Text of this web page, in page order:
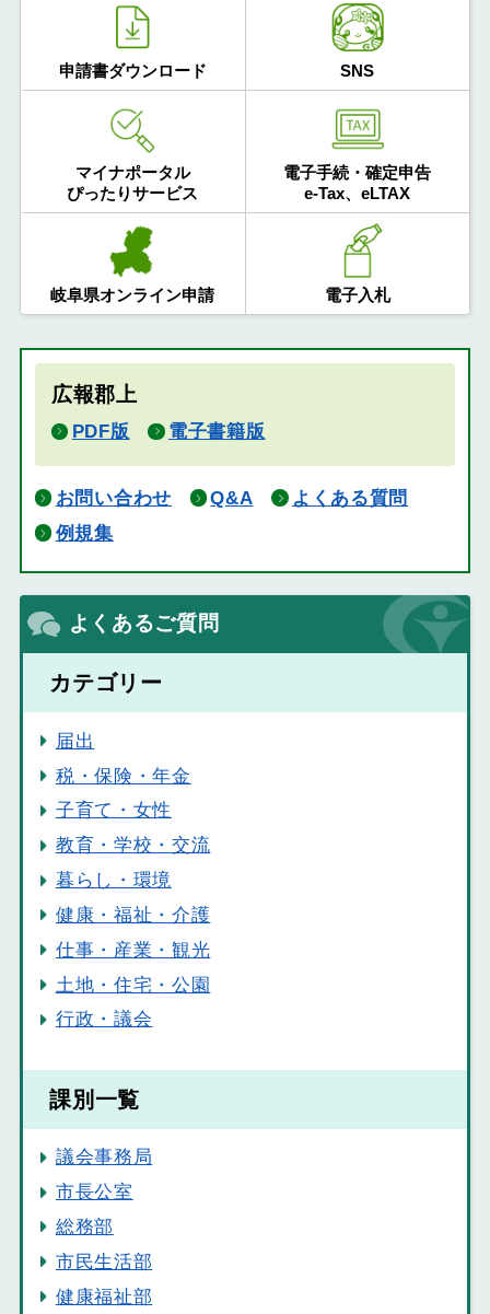
申請書ダウンロード SNS
マイナポータル
ぴったりサービス
電子手続・確定申告
e-Tax、eLTAX
岐阜県オンライン申請 電子入札
広報郡上
PDF版 電子書籍版
お問い合わせ Q&A
よくある質問
例規集
よくあるご質問
カテゴリー
届出
税・保険・年金
子育て・女性
教育・学校・交流
暮らし・環境
健康・福祉・介護
仕事・産業・観光
土地・住宅・公園
行政・議会
課別一覧
議会事務局
市長公室
総務部
市民生活部
健康福祉部